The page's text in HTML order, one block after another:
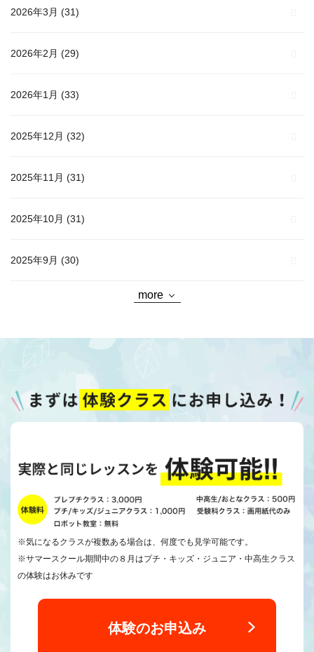
2026年3月 (31)
2026年2月 (29)
2026年1月 (33)
2025年12月 (32)
2025年11月 (31)
2025年10月 (31)
2025年9月 (30)
more
※気になるクラスが複数ある場合は、何度でも見学可能です。
※サマースクール期間中の８月はプチ・キッズ・ジュニア・中高生クラス
の体験はお休みです
体験のお申込み